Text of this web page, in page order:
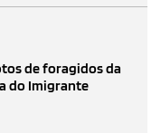
de foragidos da
do Imigrante